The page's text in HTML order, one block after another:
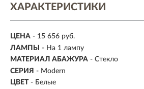
ХАРАКТЕРИСТИКИ
ЦЕНА - 15 656 руб.
ЛАМПЫ
- На 1 лампу
МАТЕРИАЛ АБАЖУРА - Стекло
СЕРИЯ - Modern
ЦВЕТ - Белые